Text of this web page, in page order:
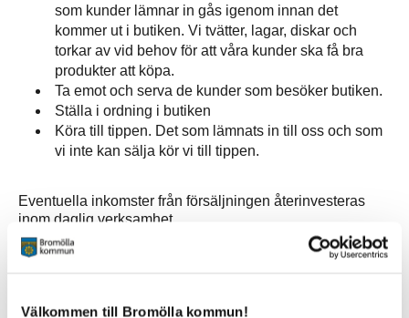
Välkommen till Bromölla kommun!
som kunder lämnar in gås igenom innan det
kommer ut i butiken. Vi tvätter, lagar, diskar och
torkar av vid behov för att våra kunder ska få bra
produkter att köpa.
Ta emot och serva de kunder som besöker butiken.
Ställa i ordning i butiken
Köra till tippen. Det som lämnats in till oss och som
vi inte kan sälja kör vi till tippen.
Eventuella inkomster från försäljningen återinvesteras
inom daglig verksamhet.
Öppettider